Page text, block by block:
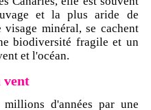
et la plus aride de
minéral, se cachent
biodiversité fragile et un
et l'océan.
vent
d'années par une